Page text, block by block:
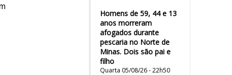
Homens de 59, 44 e 13
anos morreram
afogados durante
pescaria no Norte de
Minas. Dois são pai e
filho
Quarta 05/08/26 - 22h50